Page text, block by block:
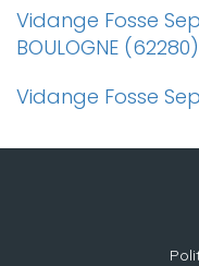
Vidange Fosse
BOULOGNE (62280)
Vidange Fosse